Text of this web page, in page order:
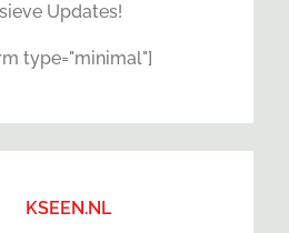
Updates!
type="minimal"]
KSEEN.NL